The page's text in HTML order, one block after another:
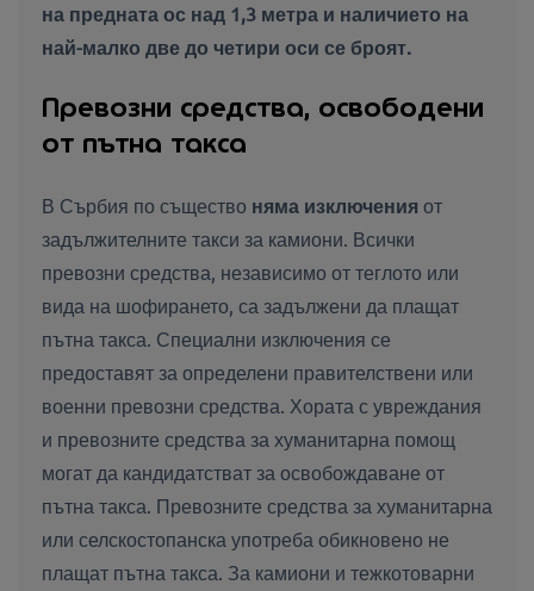
на предната ос над 1,3 метра и наличието на
най-малко две до четири оси се броят.
Превозни средства, освободени
от пътна такса
В Сърбия по същество няма изключения от
задължителните такси за камиони. Всички
превозни средства, независимо от теглото или
вида на шофирането, са задължени да плащат
пътна такса. Специални изключения се
предоставят за определени правителствени или
военни превозни средства. Хората с увреждания
и превозните средства за хуманитарна помощ
могат да кандидатстват за освобождаване от
пътна такса. Превозните средства за хуманитарна
или селскостопанска употреба обикновено не
плащат пътна такса. За камиони и тежкотоварни